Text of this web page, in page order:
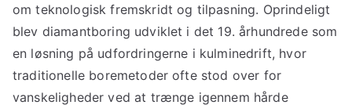
om teknologisk fremskridt og tilpasning. Oprindeligt
blev diamantboring udviklet i det 19. århundrede som
en løsning på udfordringerne i kulminedrift, hvor
traditionelle boremetoder ofte stod over for
vanskeligheder ved at trænge igennem hårde